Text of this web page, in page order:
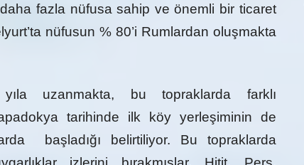
daha fazla nüfusa sahip ve önemli bir ticaret
nüfusun % 80’i Rumlardan oluşmakta
uzanmakta, bu topraklarda farklı
tarihinde ilk köy yerleşiminin de
başladığı belirtiliyor. Bu topraklarda